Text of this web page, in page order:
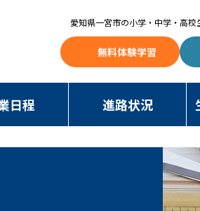
愛知県一宮市の小学・中学・高校
無料体験学習
日程 進路状況